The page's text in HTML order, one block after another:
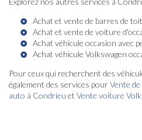
Achat et vente de barres de
Achat et vente de voiture
Achat véhicule occasion avec
Achat véhicule Volkswagen
Pour ceux qui recherchent des
également des services pourVente
auto à Condrieu et Vente voiture